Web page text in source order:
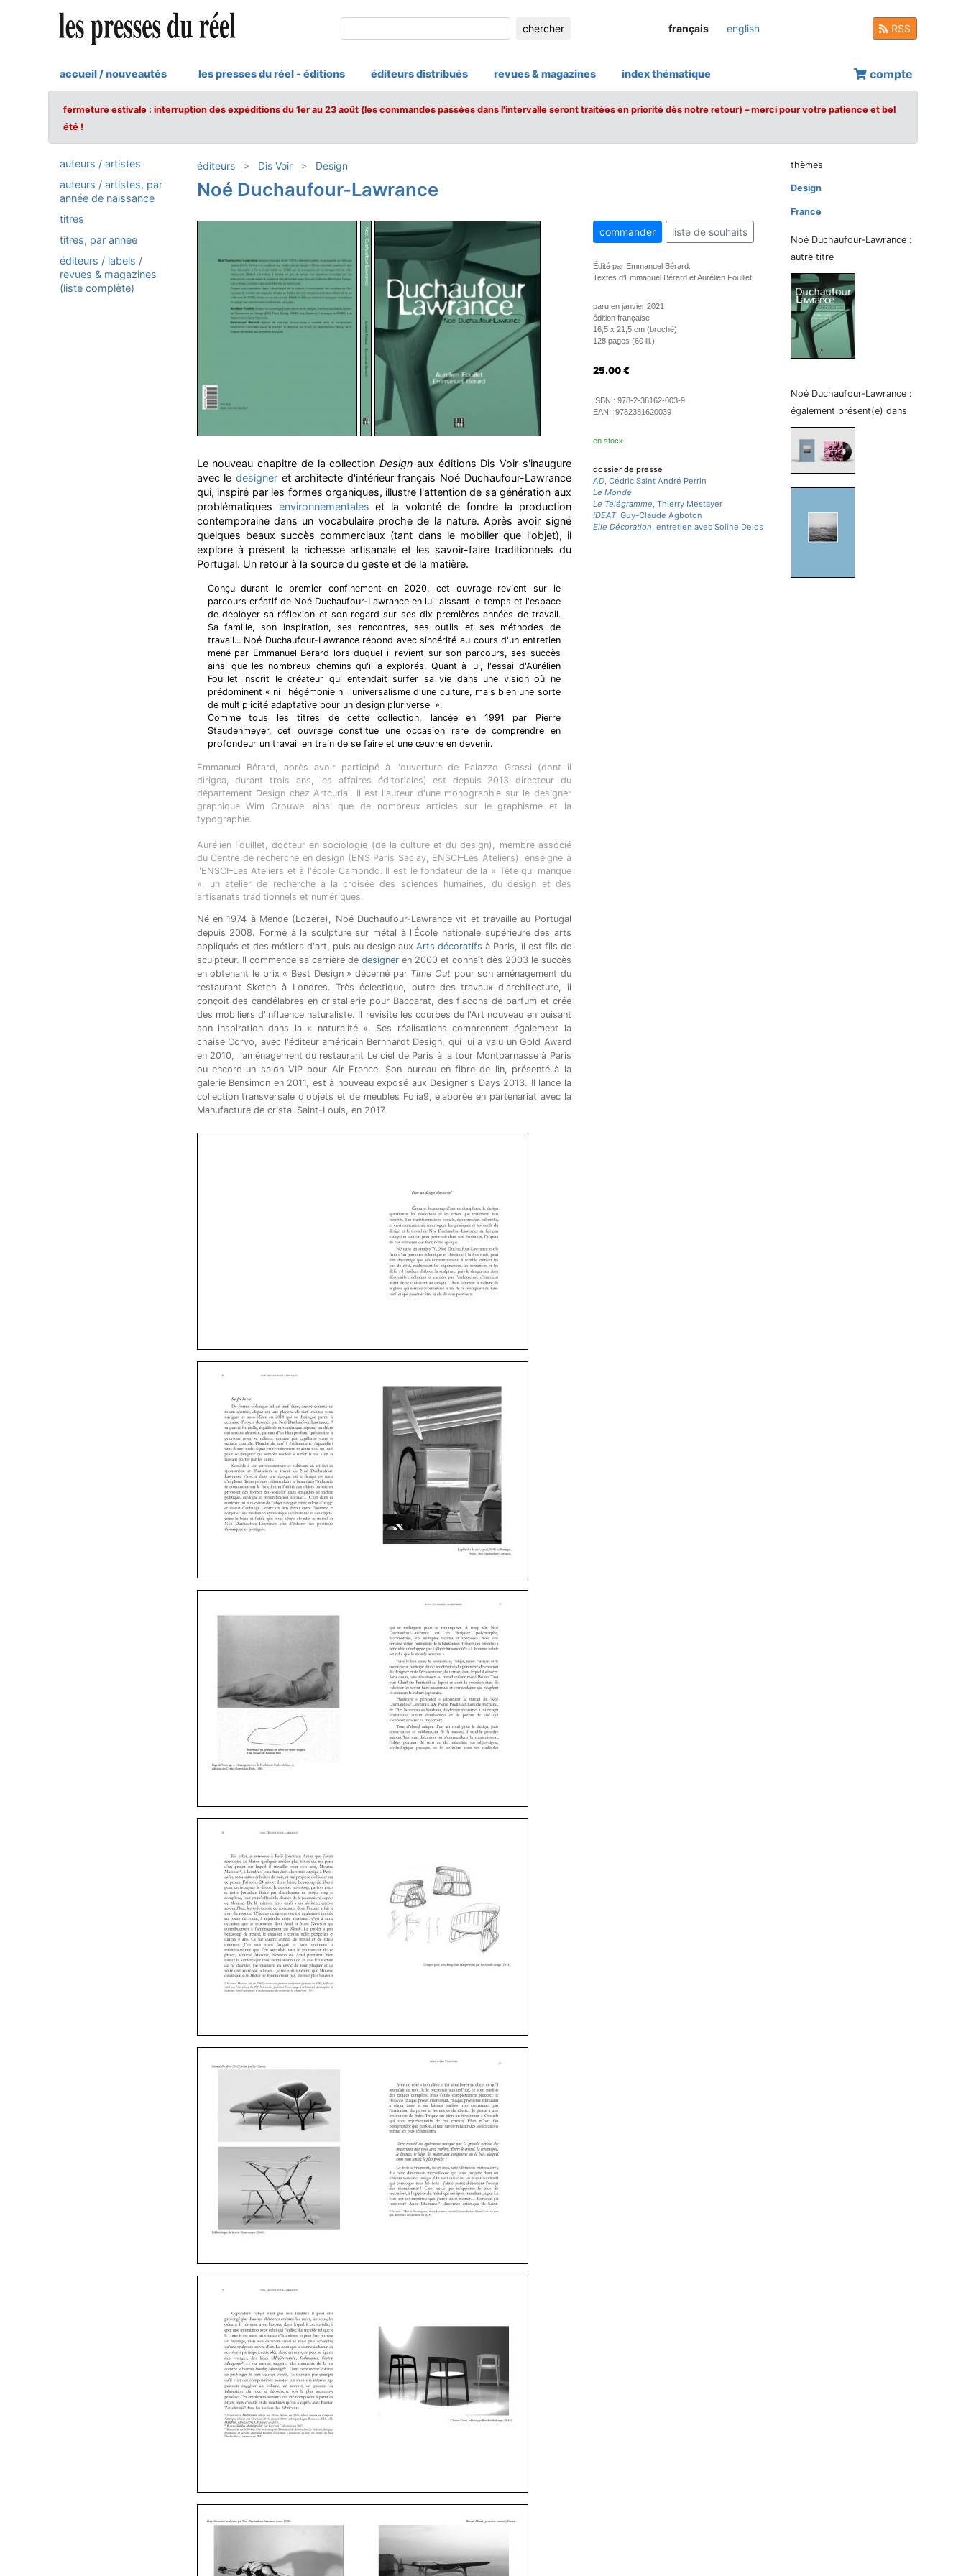
chercher français english RSS
accueil / nouveautés les presses du réel - éditions éditeurs distribués revues & magazines index thématique compte
fermeture estivale : interruption des expéditions du 1er au 23 août (les commandes passées dans l'intervalle seront traitées en priorité dès notre retour) – merci pour votre patience et bel
été !
auteurs / artistes
auteurs / artistes, par
année de naissance
titres
titres, par année
éditeurs / labels /
revues & magazines
(liste complète)
éditeurs Dis Voir Design
Noé Duchaufour-Lawrance
Le nouveau chapitre de la collectionDesign aux éditions Dis Voir s'inaugure
avec le designeret architecte d'intérieur français Noé Duchaufour-Lawrance
qui, inspiré par les formes organiques, illustre l'attention de sa génération aux
problématiques environnementales et la volonté de fondre la production
contemporaine dans un vocabulaire proche de la nature. Après avoir signé
quelques beaux succès commerciaux (tant dans le mobilier que l'objet), il
explore à présent la richesse artisanale et les savoir-faire traditionnels du
Portugal. Un retour à la source du geste et de la matière.
Conçu durant le premier confinement en 2020, cet ouvrage revient sur le
parcours créatif de Noé Duchaufour-Lawrance en lui laissant le temps et l'espace
de déployer sa réflexion et son regard sur ses dix premières années de travail.
Sa famille, son inspiration, ses rencontres, ses outils et ses méthodes de
travail... Noé Duchaufour-Lawrance répond avec sincérité au cours d'un entretien
mené par Emmanuel Berard lors duquel il revient sur son parcours, ses succès
ainsi que les nombreux chemins qu'il a explorés. Quant à lui, l'essai d'Aurélien
Fouillet inscrit le créateur qui entendait surfer sa vie dans une vision où ne
prédominent « ni l'hégémonie ni l'universalisme d'une culture, mais bien une sorte
de multiplicité adaptative pour un design pluriversel ».
Comme tous les titres de cette collection, lancée en 1991 par Pierre
Staudenmeyer, cet ouvrage constitue une occasion rare de comprendre en
profondeur un travail en train de se faire et une œuvre en devenir.
Emmanuel Bérard, après avoir participé à l'ouverture de Palazzo Grassi (dont il
dirigea, durant trois ans, les affaires éditoriales) est depuis 2013 directeur du
département Design chez Artcurial. Il est l'auteur d'une monographie sur le designer
graphique Wim Crouwel ainsi que de nombreux articles sur le graphisme et la
typographie.
Aurélien Fouillet, docteur en sociologie (de la culture et du design), membre associé
du Centre de recherche en design (ENS Paris Saclay, ENSCI–Les Ateliers), enseigne à
l'ENSCI–Les Ateliers et à l'école Camondo. Il est le fondateur de la « Tête qui manque
», un atelier de recherche à la croisée des sciences humaines, du design et des
artisanats traditionnels et numériques.
Né en 1974 à Mende (Lozère), Noé Duchaufour-Lawrance vit et travaille au Portugal
depuis 2008. Formé à la sculpture sur métal à l'École nationale supérieure des arts
appliqués et des métiers d'art, puis au design auxArts décoratifs à Paris, il est fils de
sculpteur. Il commence sa carrière de designeren 2000 et connaît dès 2003 le succès
en obtenant le prix « Best Design » décerné par Time Out pour son aménagement du
restaurant Sketch à Londres. Très éclectique, outre des travaux d'architecture, il
conçoit des candélabres en cristallerie pour Baccarat, des flacons de parfum et crée
des mobiliers d'influence naturaliste. Il revisite les courbes de l'Art nouveau en puisant
son inspiration dans la « naturalité ». Ses réalisations comprennent également la
chaise Corvo, avec l'éditeur américain Bernhardt Design, qui lui a valu un Gold Award
en 2010, l'aménagement du restaurant Le ciel de Paris à la tour Montparnasse à Paris
ou encore un salon VIP pour Air France. Son bureau en fibre de lin, présenté à la
galerie Bensimon en 2011, est à nouveau exposé aux Designer's Days 2013. Il lance la
collection transversale d'objets et de meubles Folia9, élaborée en partenariat avec la
Manufacture de cristal Saint-Louis, en 2017.
commander liste de souhaits
Édité par Emmanuel Bérard.
Textes d'Emmanuel Bérard et Aurélien Fouillet.
paru en janvier 2021
édition française
16,5 x 21,5 cm (broché)
128 pages (60 ill.)
25.00 €
ISBN : 978-2-38162-003-9
EAN : 9782381620039
en stock
dossier de presse
AD, Cédric Saint André Perrin
Le Monde
Le Télégramme, Thierry Mestayer
IDEAT, Guy-Claude Agboton
Elle Décoration, entretien avec Soline Delos
thèmes
Design
France
Noé Duchaufour-Lawrance :
autre titre
Noé Duchaufour-Lawrance :
également présent(e) dans